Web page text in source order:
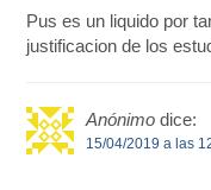
Pus es un liquido por
justificacion de los
Anónimo dice:
15/04/2019 a las